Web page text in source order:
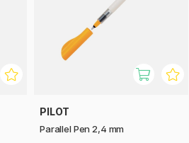
PILOT
Parallel Pen 2,4 mm